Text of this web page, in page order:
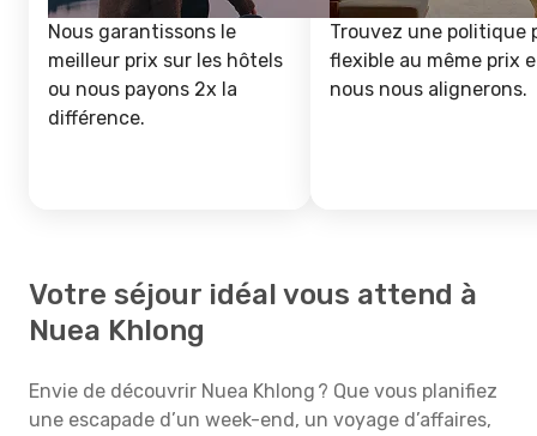
Nous garantissons le
meilleur prix sur les hôtels
ou nous payons 2x la
différence.
Trouvez une politique
flexible au même prix
nous nous alignerons.
Votre séjour idéal vous attend à
Nuea Khlong
Envie de découvrir Nuea Khlong ? Que vous planifiez
une escapade d’un week-end, un voyage d’affaires,